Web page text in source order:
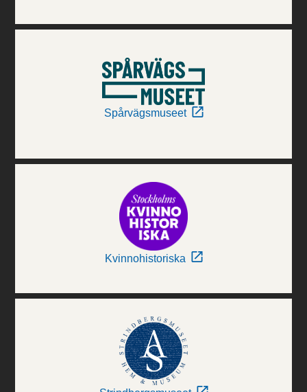
Spårvägsmuseet
Kvinnohistoriska